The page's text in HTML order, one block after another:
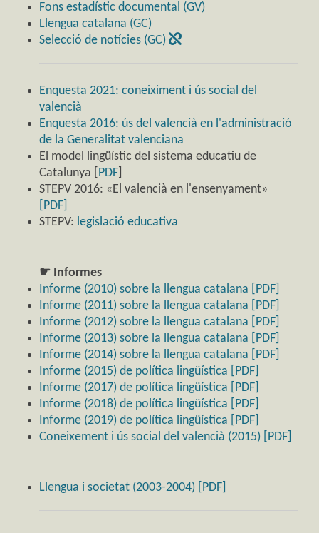
Fons estadístic documental (GV)
Llengua catalana (GC)
Selecció de notícies (GC)
Enquesta 2021: coneiximent i ús social del
valencià
Enquesta 2016: ús del valencià en l'administració
de la Generalitat valenciana
El model lingüístic del sistema educatiu de
Catalunya [ PDF
STEPV 2016: «El valencià en l'ensenyament»
[PDF]
STEPV: legislació educativa
☛ Informes
Informe (2010) sobre la llengua catalana [PDF]
Informe (2011) sobre la llengua catalana [PDF]
Informe (2012) sobre la llengua catalana [PDF]
Informe (2013) sobre la llengua catalana [PDF]
Informe (2014) sobre la llengua catalana [PDF]
Informe (2015) de política lingüística [PDF]
Informe (2017) de política lingüística [PDF]
Informe (2018) de política lingüística [PDF]
Informe (2019) de política lingüística [PDF]
Coneixement i ús social del valencià (2015) [PDF]
Llengua i societat (2003-2004) [PDF]